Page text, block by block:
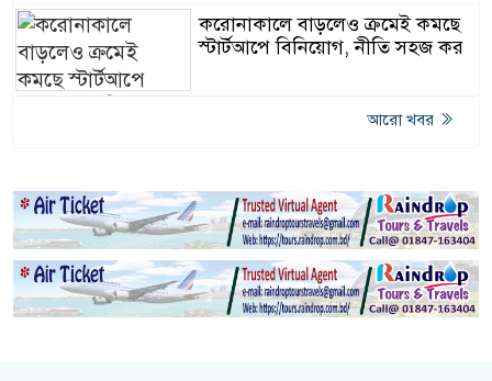
করোনাকালে বাড়লেও ক্রমেই কমছে
স্টার্টআপে বিনিয়োগ, নীতি সহজ কর
আরো খবর